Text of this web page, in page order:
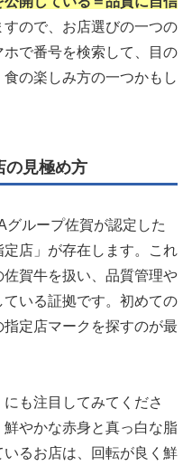
ので、お店選びの一つの
で番号を検索して、目の
の楽しみ方の一つかもし
の見極め方
ループ佐賀が認定した
定店」が存在します。これ
賀牛を扱い、品質管理や
いる証拠です。初めての
定店マークを探すのが最
も注目してみてくださ
やかな赤身と真っ白な脂
るお店は、回転が良く鮮